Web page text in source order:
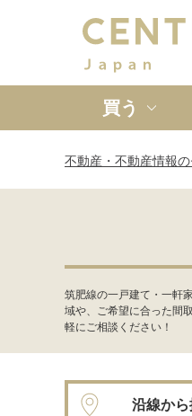
買う
不動産・不動産情報
筑肥線の一戸建て・一軒
域や、ご希望に合った間
軽にご相談ください！
沿線か